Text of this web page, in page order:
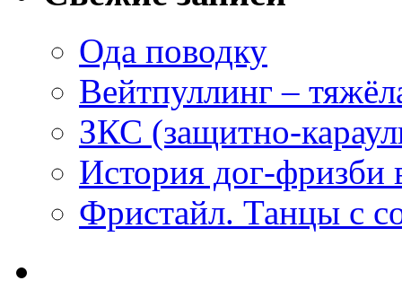
Ода поводку
Вейтпуллинг –
ЗКС (защитно-
История дог-фризби
Фристайл. Танцы с